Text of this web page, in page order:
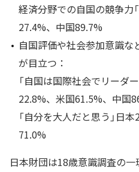
経済分野での自国の競争力
27.4%、中国89.7%
自国評価や社会参加意識
が目立つ：
「自国は国際社会でリーダ
22.8%、米国61.5%、中国
「自分を大人だと思う」日
71.0%
日本財団は18歳意識調査の